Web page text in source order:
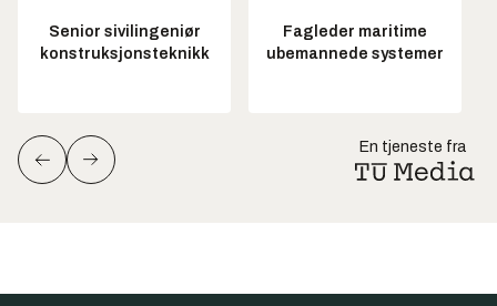
Senior sivilingeniør
konstruksjonsteknikk
Fagleder maritime
ubemannede systemer
En tjeneste fra